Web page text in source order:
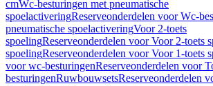
cmWc-besturingen met pneumatische
spoelactiveringReserveonderdelen voor Wc-
pneumatische spoelactiveringVoor 2-toets
spoelingReserveonderdelen voor Voor 2-toets
spoelingReserveonderdelen voor Voor 1-toets
voor wc-besturingenReserveonderdelen voor
besturingenRuwbouwsetsReserveonderdelen